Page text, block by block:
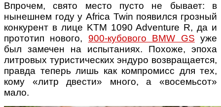
Впрочем, свято место пусто не бывает: в
нынешнем году у Africa Twin появился грозный
конкурент в лице KTM 1090 Adventure R, да и
прототип нового, 900-кубового BMW GS уже
был замечен на испытаниях. Похоже, эпоха
литровых туристических эндуро возвращается,
правда теперь лишь как компромисс для тех,
кому «литр двести» много, а «восемьсот»
мало.